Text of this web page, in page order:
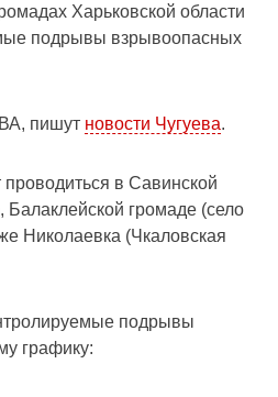
Харьковской области
подрывы взрывоопасных
пишут новости Чугуева.
в Савинской
громаде (село
Николаевка (Чкаловская
подрывы
графику: